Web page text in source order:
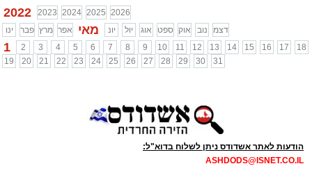
2022 2023 2024 2025 2026
ינו
פבר מרץ אפר מאי יונ יול אוג ספט אוק נוב דצמ
1 2 3 4 5 6 7 8 9 10 11 12 13 14 15 16 17
18
19
20 21 22 23 24 25 26 27 28 29 30 31
הודעות לאתר אשדודס ניתן לשלוח בדוא"ל:
ASHDODS@ISNET.CO.IL